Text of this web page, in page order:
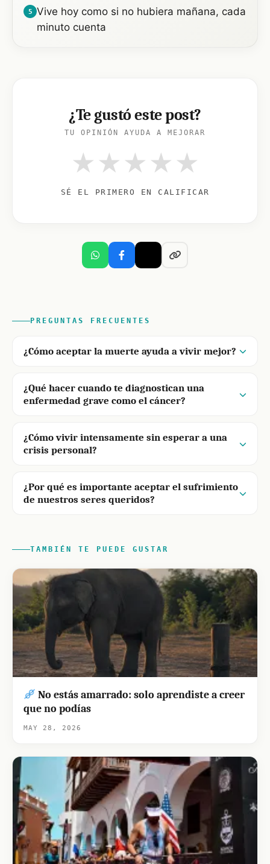
5
Vive hoy como si no hubiera mañana, cada
minuto cuenta
¿Te gustó este post?
TU OPINIÓN AYUDA A MEJORAR
★
★
★
★
★
SÉ EL PRIMERO EN CALIFICAR
PREGUNTAS FRECUENTES
¿Cómo aceptar la muerte ayuda a vivir mejor?
¿Qué hacer cuando te diagnostican una
enfermedad grave como el cáncer?
¿Cómo vivir intensamente sin esperar a una
crisis personal?
¿Por qué es importante aceptar el sufrimiento
de nuestros seres queridos?
TAMBIÉN TE PUEDE GUSTAR
No estás amarrado: solo aprendiste a creer
que no podías
MAY 28, 2026